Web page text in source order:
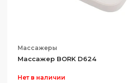
Массажеры
Массажер BORK D624
Нет в наличии